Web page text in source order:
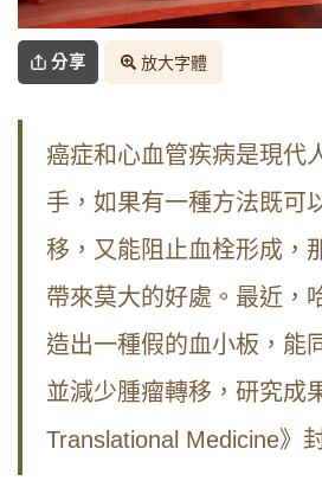
分享 放大字體
癌症和心血管疾病是現代
手，如果有一種方法既可
移，又能阻止血栓形成，
帶來莫大的好處。最近，
造出一種假的血小板，能
並減少腫瘤轉移，研究成
Translational Medicine》